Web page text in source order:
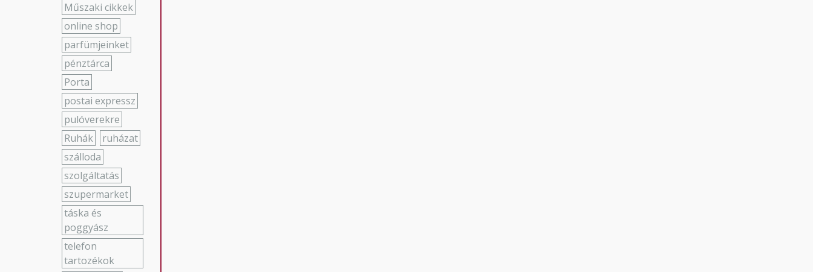
Műszaki cikkek
online shop
parfümjeinket
pénztárca
Porta
postai expressz
pulóverekre
Ruhák
ruházat
szálloda
szolgáltatás
szupermarket
táska és
poggyász
telefon
tartozékok